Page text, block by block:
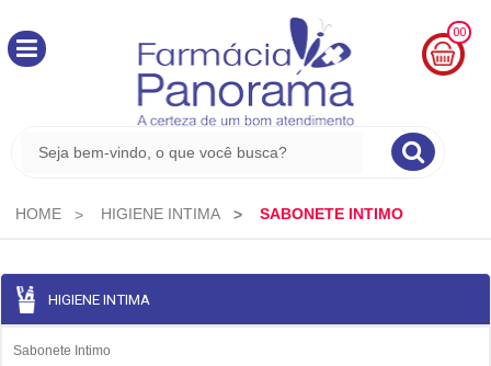
00
0,00
HOME HIGIENE INTIMA SABONETE INTIMO
HIGIENE INTIMA
Sabonete Intimo